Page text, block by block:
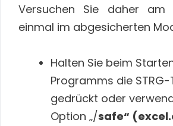
Versuchen Sie daher am
einmal im abgesicherten
Halten Sie beim
Programms die
gedrückt oder
Option „/safe“